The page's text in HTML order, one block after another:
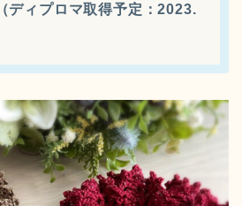
ディプロマ取得予定：2023.